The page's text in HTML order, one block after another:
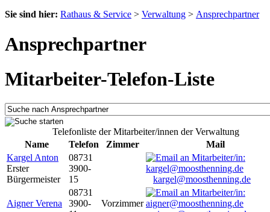
Sie sind hier: Rathaus & Service > Verwaltung > Ansprechpartner
Ansprechpartner
Mitarbeiter-Telefon-Liste
Telefonliste der Mitarbeiter/innen der Verwaltung
Name
Telefon Zimmer
Mail
Kargel Anton
Erster
Bürgermeister
08731
3900-
15
kargel@moosthenning.de
Aigner Verena
08731
3900-
Vorzimmer